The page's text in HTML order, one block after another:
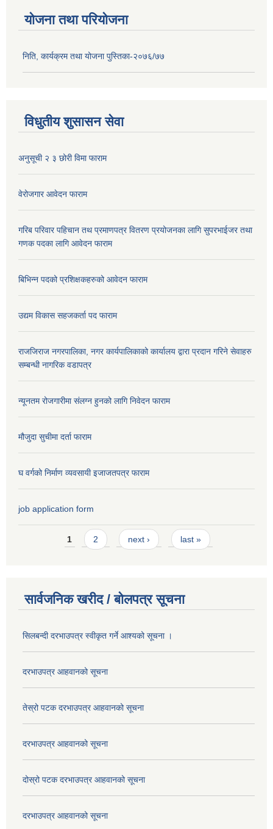
योजना तथा परियोजना
निति, कार्यक्रम तथा योजना पुस्तिका-२०७६/७७
विधुतीय शुसासन सेवा
अनुसूची २ ३ छोरी विमा फाराम
वेरोजगार आवेदन फाराम
गरिब परिवार पहिचान तथ प्रमाणपत्र वितरण प्रयोजनका लागि सुपरभाईजर तथा
गणक पदका लागि आवेदन फाराम
बिभिन्न पदको प्रशिक्षकहरुको आवेदन फाराम
उद्यम विकास सहजकर्ता पद फाराम
राजजिराज नगरपालिका, नगर कार्यपालिकाको कार्यालय द्वारा प्रदान गरिने सेवाहरु
सम्बन्धी नागरिक वडापत्र
न्यूनतम रोजगारीमा संलग्न हुनको लागि निवेदन फाराम
मौजुदा सुचीमा दर्ता फाराम
घ वर्गको निर्माण व्यवसायी इजाजतपत्र फाराम
job application form
Pages1 2 next › last »
सार्वजनिक खरीद / बोलपत्र सूचना
सिलबन्दी दरभाउपत्र स्वीकृत गर्ने आश्यको सूचना ।
दरभाउपत्र आहवानको सूचना
तेस्रो पटक दरभाउपत्र आहवानको सूचना
दरभाउपत्र आहवानको सूचना
दोस्रो पटक दरभाउपत्र आहवानको सूचना
दरभाउपत्र आहवानको सूचना